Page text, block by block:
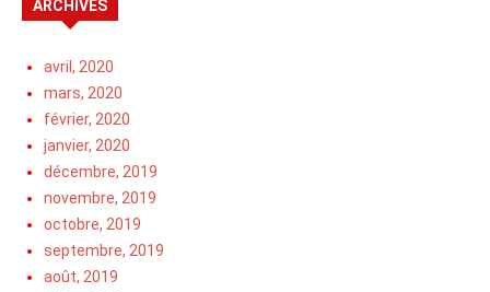
ARCHIVES
avril, 2020
mars, 2020
février, 2020
janvier, 2020
décembre, 2019
novembre, 2019
octobre, 2019
septembre, 2019
août, 2019